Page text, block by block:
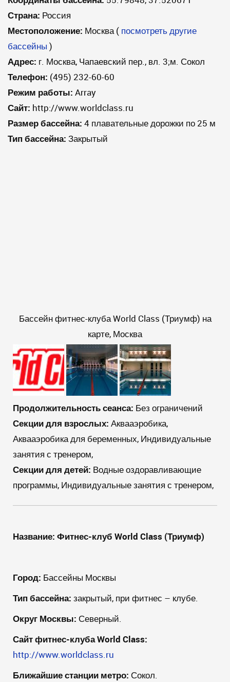
Страна: Россия
Местоположение: Москва( посмотреть другие
бассейны )
Адрес: г. Москва, Чапаевский пер., вл. 3;м. Сокол
Телефон: (495) 232-60-60
Режим работы: Array
Сайт: http://www.worldclass.ru
Размер бассейна: 4 плавательные дорожки по 25 м
Тип бассейна: Закрытый
Бассейн фитнес-клуба World Class (Триумф) на
карте, Москва
Продолжительность сеанса: Без ограничений
Секции для взрослых: Аквааэробика,
Аквааэробика для беременных, Индивидуальные
занятия с тренером,
Секции для детей: Водные оздоравливающие
программы, Индивидуальные занятия с тренером,
Название: Фитнес-клуб World Class (Триумф)
Город: Бассейны Москвы
Тип бассейна: закрытый, при фитнес – клубе.
Округ Москвы: Северный.
Сайт фитнес-клубаWorld Class:
http://www.worldclass.ru
Ближайшие станции метро: Сокол.